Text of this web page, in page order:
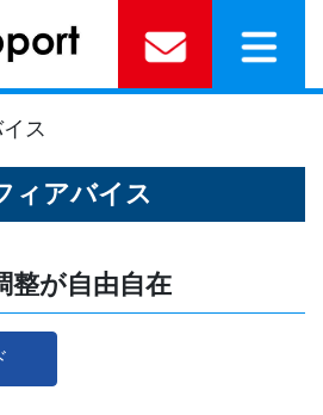
ス
ィアバイス
整が自由自在